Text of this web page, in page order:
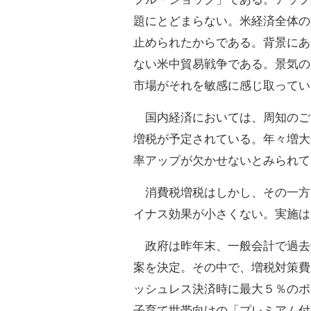
題にとどまらない。米経済全体
止められたからである。背景に
ない米中貿易戦争である。景気
市場がそれを敏感に感じ取って
国内経済においては、周知の
増税が予定されている。年々増
率アップが欠かせないとみられ
消費税増税はしかし、その一
イナス効果が小さくない。実施
政府は昨年末、一般会計で過
案を決定。その中で、増税対策
ッシュレス決済時に最大５％の